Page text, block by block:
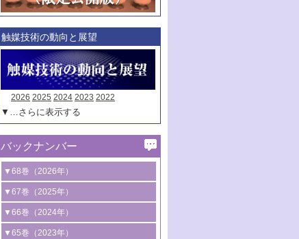
触媒技術の動向と展望
2026 2025 2024 2023 2022
▼…さらに表示する
バックナンバー
▼68巻（2026年）
1号 過酸化水素合成に関する研究動向
2号 コンピューター技術により加速する
触媒開発
▼67巻（2025年）
1号 CO
水素化によるグリーン燃料/グリ
ーンケミカル製造
▼66巻（2024年）
1号 低次元ナノ構造を有する触媒材料
▼65巻（2023年）